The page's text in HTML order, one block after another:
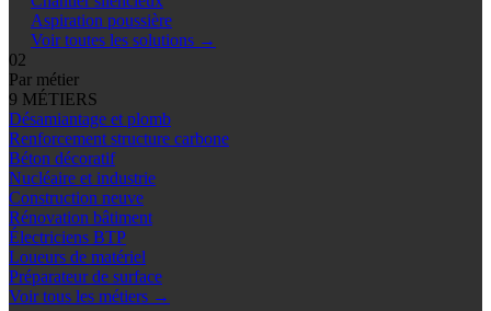
Aspiration poussière
Voir toutes les solutions →
02
Par métier
9 MÉTIERS
Désamiantage et plomb
Renforcement structure carbone
Béton décoratif
Nucléaire et industrie
Construction neuve
Rénovation bâtiment
Électriciens BTP
Loueurs de matériel
Préparateur de surface
Voir tous les métiers →